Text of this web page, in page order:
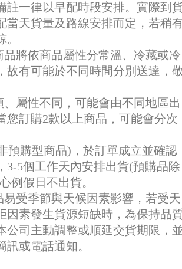
註一律以早配時段安排。實際到
當天貨量及路線安排而定，若稍
品將依商品屬性分常溫、冷藏或冷
故有可能於不同時間分別送達，
、屬性不同，可能會由不同地區出
您訂購2款以上商品，可能會分次
預購型商品)，於訂單成立並確認
3-5個工作天內安排出貨(預購品除
例假日不出貨。
易受季節與天候因素影響，若受天
因素發生貨源短缺時，為保持品
公司主動調整或順延交貨期限，
訊或電話通知。